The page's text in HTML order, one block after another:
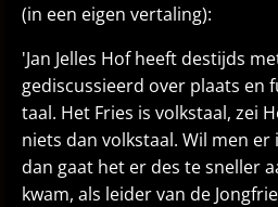
(in een eigen vertaling):
'Jan Jelles Hof heeft destijds
gediscussieerd over plaats en
taal. Het Fries is volkstaal, zei
niets dan volkstaal. Wil men
dan gaat het er des te sneller
kwam, als leider van de